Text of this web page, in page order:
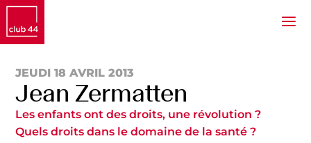
JEUDI 18 AVRIL 2013
Jean Zermatten
Les enfants ont des droits, une révolution ?
Quels droits dans le domaine de la santé ?